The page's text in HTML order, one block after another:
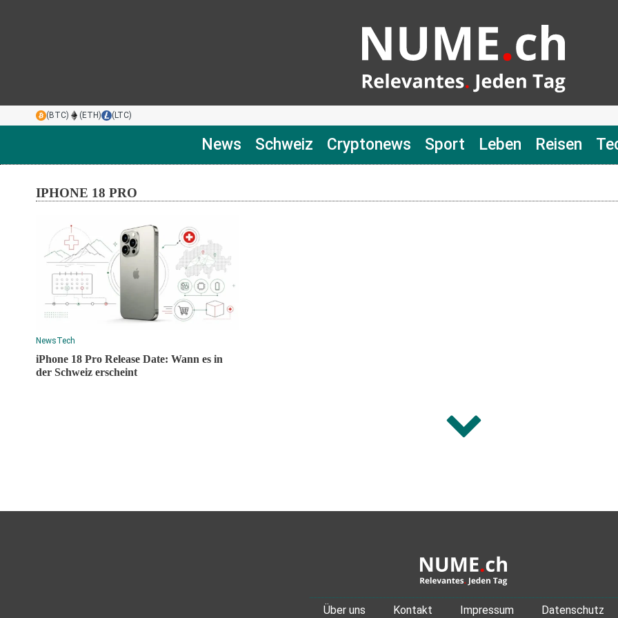
(BTC) (ETH) (LTC)
News Schweiz Cryptonews Sport Leben Reisen
IPHONE 18 PRO
NewsTech
iPhone 18 Pro Release Date: Wann es in
der Schweiz erscheint
Über uns Kontakt Impressum Datenschutz